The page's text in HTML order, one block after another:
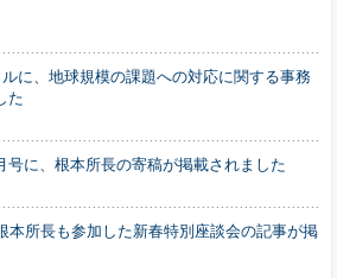
に、地球規模の課題への対応に関する事務
た
号に、根本所長の寄稿が掲載されました
本所長も参加した新春特別座談会の記事が掲